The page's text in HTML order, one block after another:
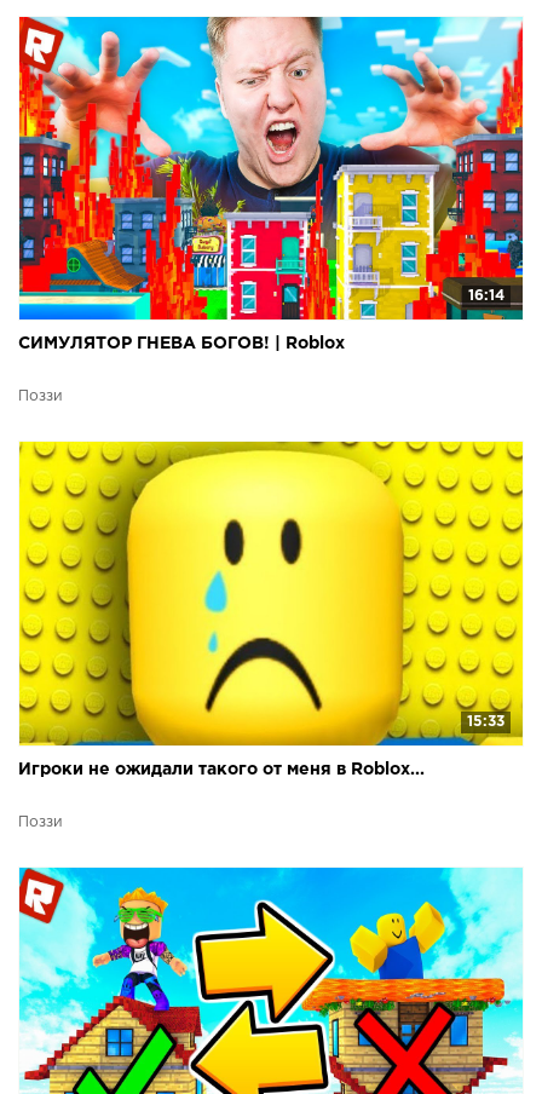
16:14
СИМУЛЯТОР ГНЕВА БОГОВ! | Roblox
Поззи
15:33
Игроки не ожидали такого от меня в Roblox...
Поззи